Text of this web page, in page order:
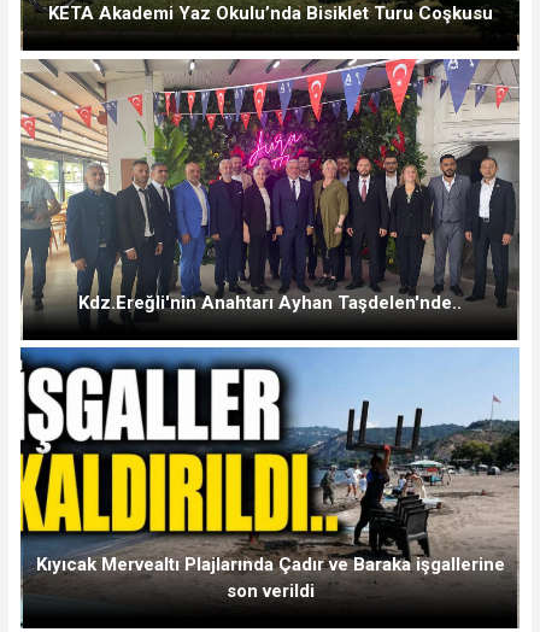
KETA Akademi Yaz Okulu’nda Bisiklet Turu Coşkusu
Kdz.Ereğli'nin Anahtarı Ayhan Taşdelen'nde..
Kıyıcak Mervealtı Plajlarında Çadır ve Baraka işgallerine
son verildi